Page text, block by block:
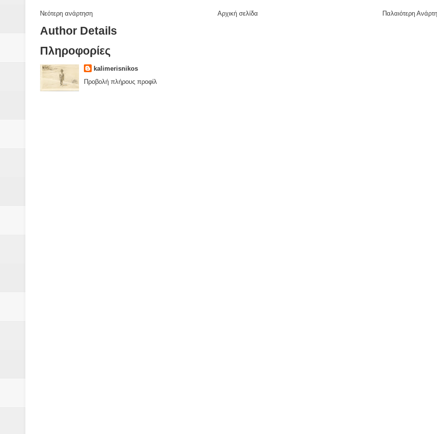
Νεότερη ανάρτηση Παλαιότερη
Αρχική σελίδα
Author Details
Πληροφορίες
kalimerisnikos
Προβολή πλήρους προφίλ